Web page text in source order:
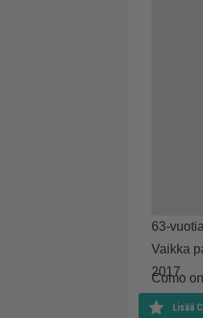
63-
Vaikka
2017.
Como
Lisää